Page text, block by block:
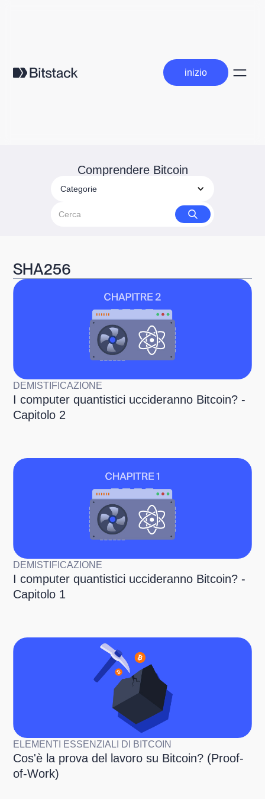
inizio
inizio
Comprendere Bitcoin
Categorie
SHA256
DEMISTIFICAZIONE
I computer quantistici uccideranno Bitcoin? -
Capitolo 2
DEMISTIFICAZIONE
I computer quantistici uccideranno Bitcoin? -
Capitolo 1
ELEMENTI ESSENZIALI DI BITCOIN
Cos'è la prova del lavoro su Bitcoin? (Proof-
of-Work)